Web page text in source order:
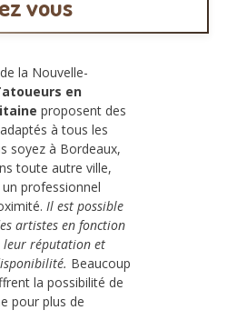
vous
la Nouvelle-
en
proposent des
à tous les
soyez à Bordeaux,
toute autre ville,
professionnel
Il est possible
artistes en fonction
leur réputation et
Beaucoup
la possibilité de
pour plus de